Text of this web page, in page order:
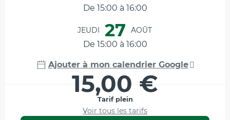
De 15:00 à 16:00
JEUDI 27 AOÛT
De 15:00 à 16:00
Ajouter à mon calendrier Google
15,00 €
Tarif plein
Voir tous les tarifs